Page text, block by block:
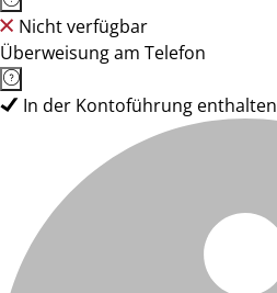
Nicht verfügbar
Überweisung am Telefon
In der Kontoführung enthalten